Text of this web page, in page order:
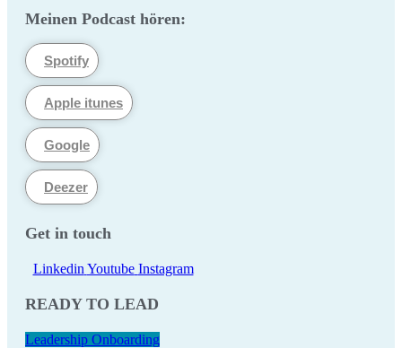
Meinen Podcast hören:
Spotify
Apple itunes
Google
Deezer
Get in touch
Linkedin Youtube Instagram
READY TO LEAD
Leadership Onboarding